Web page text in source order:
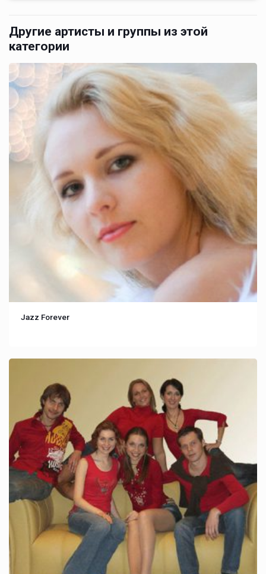
Другие артисты и группы из этой
категории
Jazz Forever